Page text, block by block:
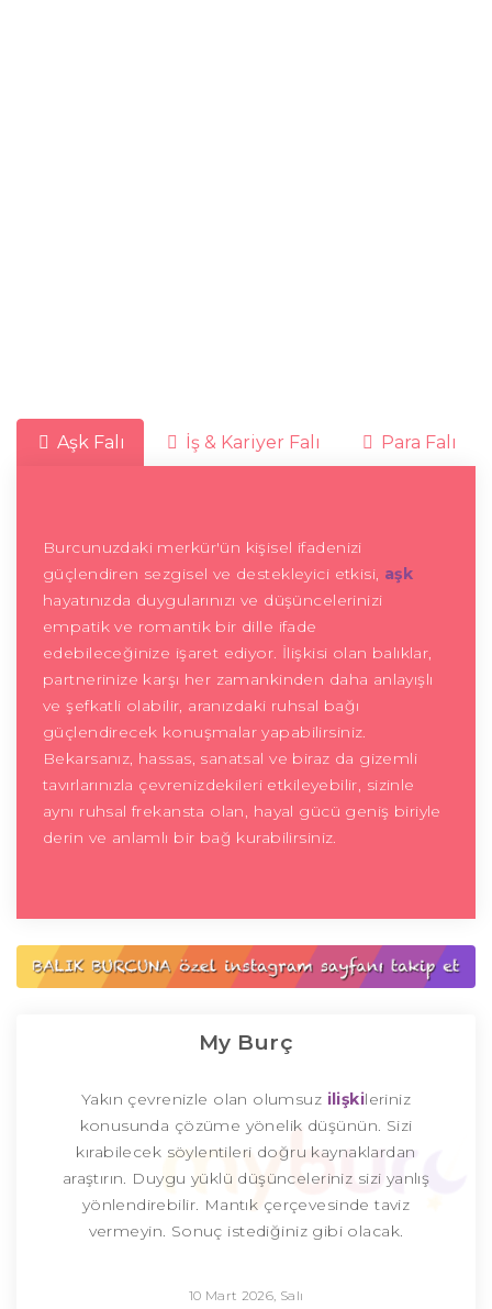
Aşk Falı İş & Kariyer Falı Para Falı
Burcunuzdaki merkür'ün kişisel ifadenizi
güçlendiren sezgisel ve destekleyici etkisi, aşk
hayatınızda duygularınızı ve düşüncelerinizi
empatik ve romantik bir dille ifade
edebileceğinize işaret ediyor. İlişkisi olan balıklar,
partnerinize karşı her zamankinden daha anlayışlı
ve şefkatli olabilir, aranızdaki ruhsal bağı
güçlendirecek konuşmalar yapabilirsiniz.
Bekarsanız, hassas, sanatsal ve biraz da gizemli
tavırlarınızla çevrenizdekileri etkileyebilir, sizinle
aynı ruhsal frekansta olan, hayal gücü geniş biriyle
derin ve anlamlı bir bağ kurabilirsiniz.
My Burç
Yakın çevrenizle olan olumsuz ilişkileriniz
konusunda çözüme yönelik düşünün. Sizi
kırabilecek söylentileri doğru kaynaklardan
araştırın. Duygu yüklü düşünceleriniz sizi yanlış
yönlendirebilir. Mantık çerçevesinde taviz
vermeyin. Sonuç istediğiniz gibi olacak.
10 Mart 2026, Salı